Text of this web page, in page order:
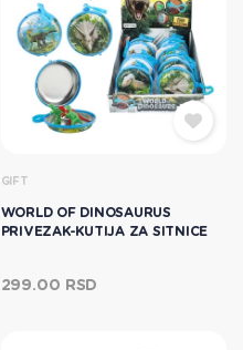
GIFT
WORLD OF DINOSAURUS
PRIVEZAK-KUTIJA ZA SITNICE
299.00 RSD